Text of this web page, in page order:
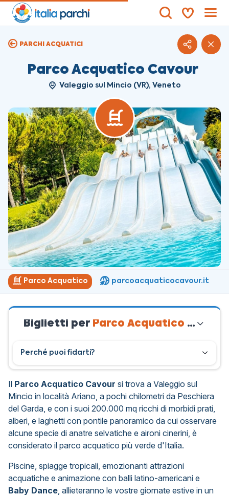
PARCHI ACQUATICI
Parco Acquatico Cavour
Valeggio sul Mincio (VR), Veneto
Parco Acquatico parcoacquaticocavour.it
Il Parco Acquatico Cavour si trova a Valeggio sul
Mincio in località Ariano, a pochi chilometri da Peschiera
del Garda, e con i suoi 200.000 mq ricchi di morbidi prati,
alberi, e laghetti con pontile panoramico da cui osservare
alcune specie di anatre selvatiche e aironi cinerini, è
considerato il parco acquatico più verde d'Italia.
Piscine, spiagge tropicali, emozionanti attrazioni
acquatiche e animazione con balli latino-americani e
Baby Dance , allieteranno le vostre giornate estive in un
Biglietti per Parco Acquatico Cavour
Perché puoi fidarti?